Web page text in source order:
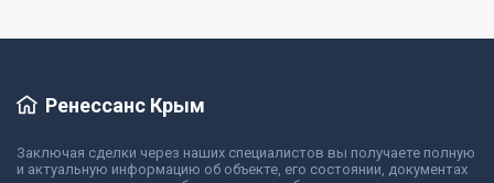
Ренессанс Крым
Заключая сделки через наших специалистов вы получаете полную
и актуальную информацию об объекте, его состоянии, документах